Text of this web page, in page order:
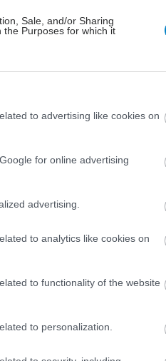
Sale, and/or Sharing
Purposes for which it
to advertising like cookies on
for online advertising
advertising.
to analytics like cookies on
to functionality of the website
to personalization.
του
ενώ σε ένα
ευρεία χρήση των
λύσης του
το νοσοκομείο θα